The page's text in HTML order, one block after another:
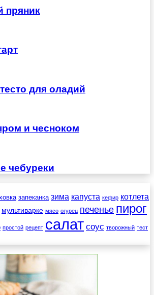
пряник
для оладий
и чесноком
чебуреки
запеканка зима капуста кефир котлета
мультиварке мясо огурец печенье пирог
простой рецепт салат соус творожный тест